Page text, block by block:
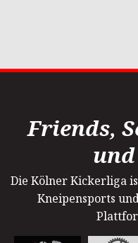
Friends,
Die Kölner Kickerliga
Kneipensports